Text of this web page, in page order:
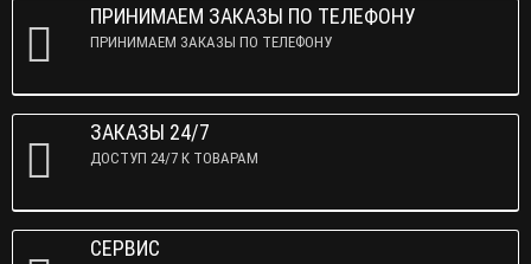
ПРИНИМАЕМ ЗАКАЗЫ ПО ТЕЛЕФОНУ
ПРИНИМАЕМ ЗАКАЗЫ ПО ТЕЛЕФОНУ
ЗАКАЗЫ 24/7
ДОСТУП 24/7 К ТОВАРАМ
СЕРВИС